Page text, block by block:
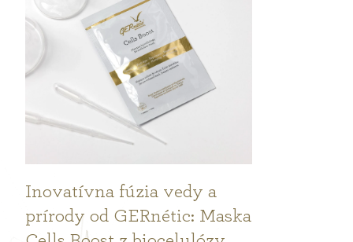
Inovatívna fúzia vedy a
prírody od GERnétic: Maska